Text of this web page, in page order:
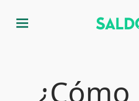
menu
¿Cómo